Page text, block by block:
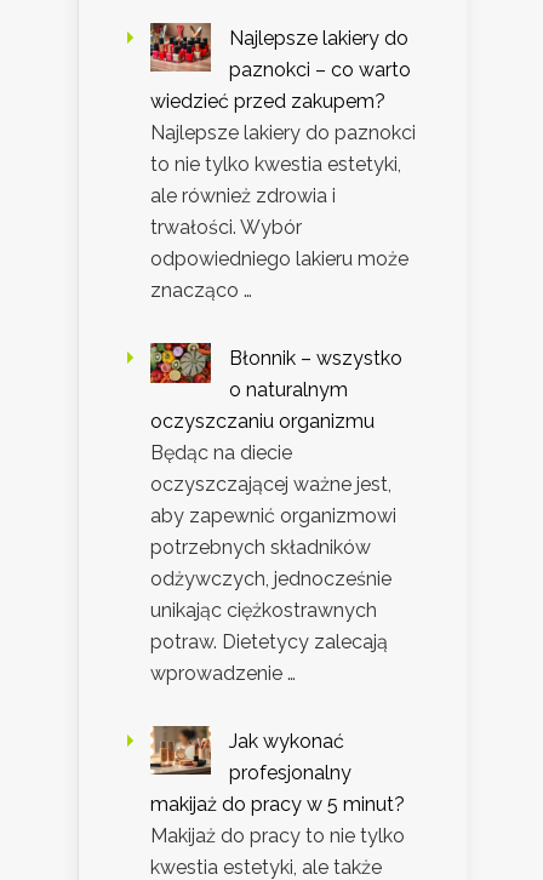
Najlepsze lakiery do
paznokci – co warto
wiedzieć przed zakupem?
Najlepsze lakiery do paznokci
to nie tylko kwestia estetyki,
ale również zdrowia i
trwałości. Wybór
odpowiedniego lakieru może
znacząco …
Błonnik – wszystko
o naturalnym
oczyszczaniu organizmu
Będąc na diecie
oczyszczającej ważne jest,
aby zapewnić organizmowi
potrzebnych składników
odżywczych, jednocześnie
unikając ciężkostrawnych
potraw. Dietetycy zalecają
wprowadzenie …
Jak wykonać
profesjonalny
makijaż do pracy w 5 minut?
Makijaż do pracy to nie tylko
kwestia estetyki, ale także